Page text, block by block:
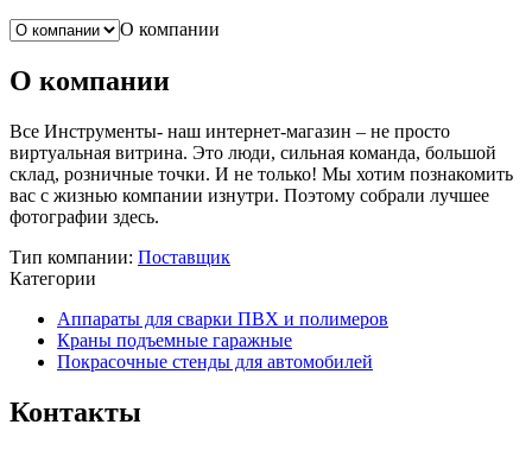
О компании
О компании
Все Инструменты- наш интернет-магазин – не просто
виртуальная витрина. Это люди, сильная команда, большой
склад, розничные точки. И не только! Мы хотим познакомить
вас с жизнью компании изнутри. Поэтому собрали лучшее
фотографии здесь.
Тип компании: Поставщик
Категории
Аппараты для сварки ПВХ и полимеров
Краны подъемные гаражные
Покрасочные стенды для автомобилей
Контакты